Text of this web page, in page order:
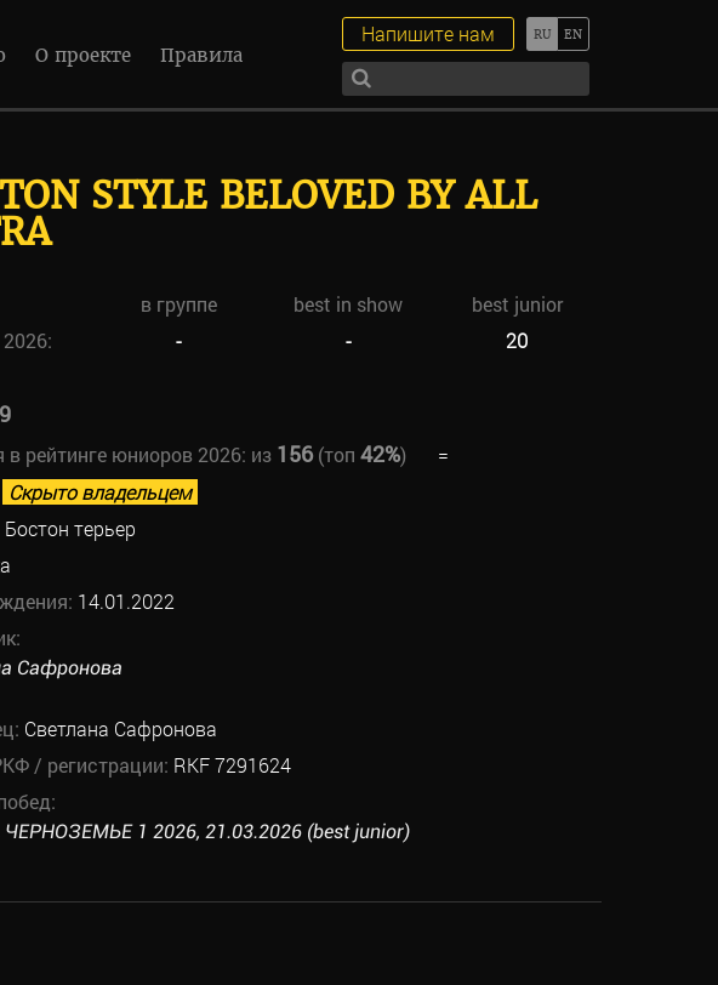
О проекте Правила
Напишите нам
STYLE BELOVED BY ALL
в группе best in show
best junior
- - 20
9
в рейтинге юниоров 2026: из 156(топ 42%)
=
Скрыто владельцем
Бостон терьер
14.01.2022
Сафронова
Светлана Сафронова
/ регистрации: RKF 7291624
ЧЕРНОЗЕМЬЕ 1 2026, 21.03.2026 (best junior)